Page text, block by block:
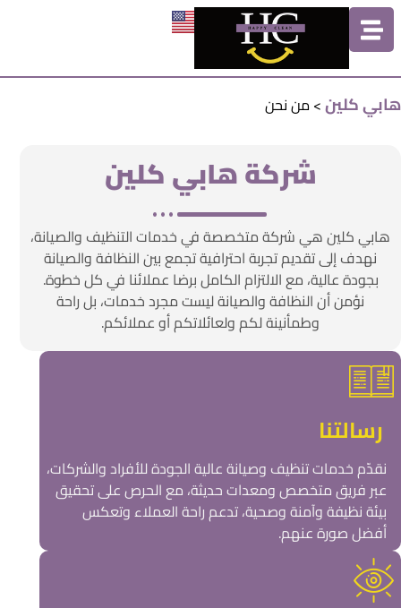
هابي كلين> من نحن
شركة هابي كلين
هابي كلين هي شركة متخصصة في خدمات التنظيف والصيانة،
نهدف إلى تقديم تجربة احترافية تجمع بين النظافة والصيانة
بجودة عالية، مع الالتزام الكامل برضا عملائنا في كل خطوة.
نؤمن أن النظافة والصيانة ليست مجرد خدمات، بل راحة
وطمأنينة لكم ولعائلاتكم أو عملائكم.
رسالتنا
نقدّم خدمات تنظيف وصيانة عالية الجودة للأفراد والشركات،
عبر فريق متخصص ومعدات حديثة، مع الحرص على تحقيق
بيئة نظيفة وآمنة وصحية، تدعم راحة العملاء وتعكس
أفضل صورة عنهم.